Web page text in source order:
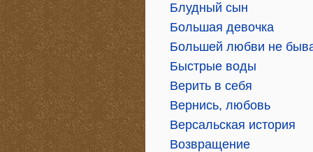
Блудный сын
Большая девочка
Большей любви не
Быстрые воды
Верить в себя
Вернись, любовь
Версальская история
Возвращение